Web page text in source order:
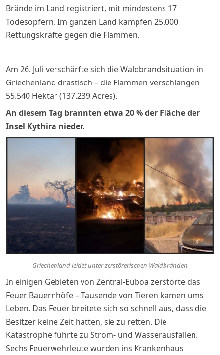
Brände im Land registriert, mit mindestens 17
Todesopfern. Im ganzen Land kämpfen 25.000
Rettungskräfte gegen die Flammen.
Am 26. Juli verschärfte sich die Waldbrandsituation in
Griechenland drastisch – die Flammen verschlangen
55.540 Hektar (137.239 Acres).
An diesem Tag brannten etwa 20 % der Fläche der
Insel Kythira nieder.
Griechenland leidet unter zerstörerischen Waldbränden
In einigen Gebieten von Zentral-Euböa zerstörte das
Feuer Bauernhöfe – Tausende von Tieren kamen ums
Leben. Das Feuer breitete sich so schnell aus, dass die
Besitzer keine Zeit hatten, sie zu retten. Die
Katastrophe führte zu Strom- und Wasserausfällen.
Sechs Feuerwehrleute wurden ins Krankenhaus